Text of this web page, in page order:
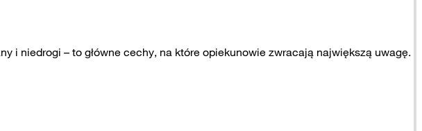
i niedrogi – to główne cechy, na które opiekunowie zwracają największą uwagę.